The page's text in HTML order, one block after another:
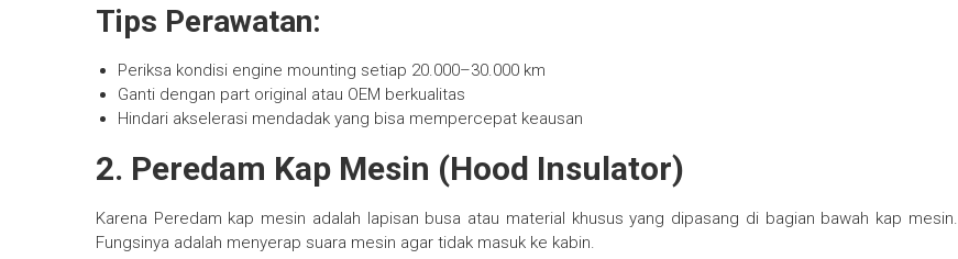
Tips Perawatan:
Periksa kondisi engine mounting setiap 20.000–30.000 km
Ganti dengan part original atau OEM berkualitas
Hindari akselerasi mendadak yang bisa mempercepat keausan
2. Peredam Kap Mesin (Hood Insulator)
Karena Peredam kap mesin adalah lapisan busa atau material khusus yang dipasang di bagian bawah kap mesin.
Fungsinya adalah menyerap suara mesin agar tidak masuk ke kabin.